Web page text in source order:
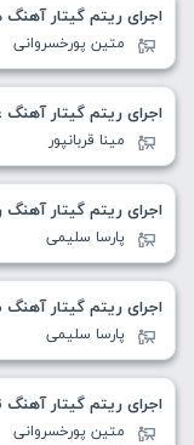
اجرای ریتم گیتار
متین پورخسروانی
اجرای ریتم گیتار
مینا قربانپور
اجرای ریتم گیتار آهنگ
پارسا سلیمی
اجرای ریتم گیتار آهنگ
پارسا سلیمی
اجرای ریتم گیتار آهنگ
متین پورخسروانی